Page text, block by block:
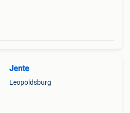
Jente
Leopoldsburg